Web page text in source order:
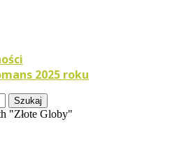
2025 roku
Szukaj
"Złote Globy"